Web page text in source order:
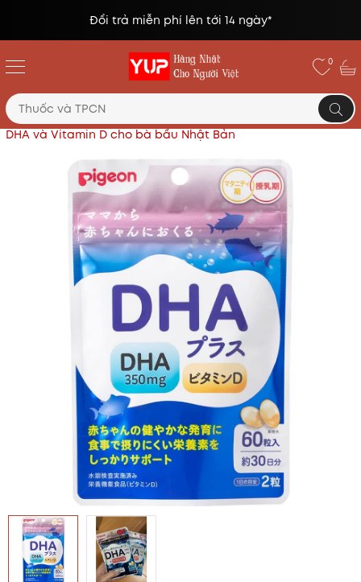
Đổi trả miễn phí lên tới 14 ngày*
0
Trang chủ Thực phẩm chức năng Nhật
Viên uống
DHA và Vitamin D cho bà bầu Nhật Bản